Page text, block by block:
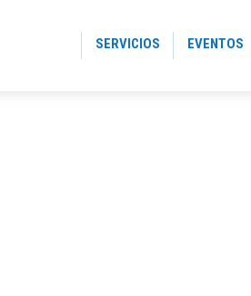
SERVICIOS EVENTOS